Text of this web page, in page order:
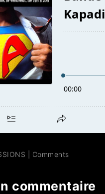
Comments
commentaire